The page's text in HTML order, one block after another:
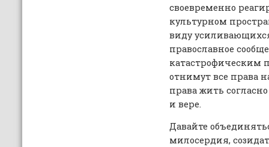
своевременно
культурном
виду
православное
катастрофическим
отнимут все права
права жить
и вере.
Давайте
милосердия,